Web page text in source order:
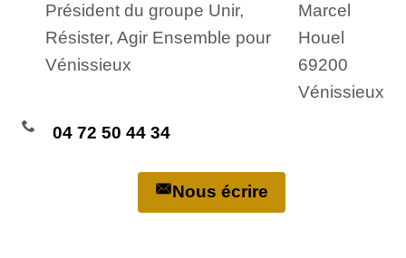
Président du groupe Unir,
Résister, Agir Ensemble pour
Vénissieux
Marcel
Houel
69200
Vénissieux
04 72 50 44 34
Nous écrire